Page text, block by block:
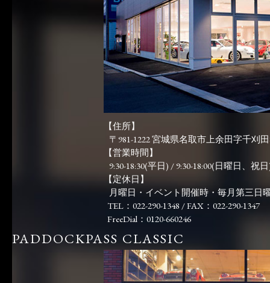
【住所】
〒981-1222 宮城県名取市上余田字千刈田
【営業時間】
9:30-18:30(平日) / 9:30-18:00(日曜日、祝日
【定休日】
月曜日・イベント開催時・毎月第三日
TEL：022-290-1348 / FAX：022-290-1347
FreeDial：0120-660246
PADDOCKPASS CLASSIC